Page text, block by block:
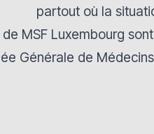
partout où la
MSF Luxembourg
Générale de